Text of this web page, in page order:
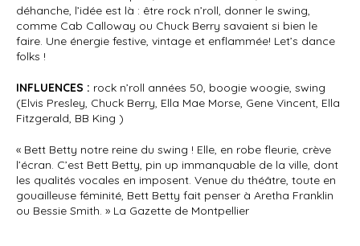
déhanche, l’idée est là : être rock n’roll, donner le swing,
comme Cab Calloway ou Chuck Berry savaient si bien le
faire. Une énergie festive, vintage et enflammée! Let’s dance
folks !
INFLUENCES : rock n’roll années 50, boogie woogie, swing
(Elvis Presley, Chuck Berry, Ella Mae Morse, Gene Vincent, Ella
Fitzgerald, BB King )
« Bett Betty notre reine du swing ! Elle, en robe fleurie, crève
l’écran. C’est Bett Betty, pin up immanquable de la ville, dont
les qualités vocales en imposent. Venue du théâtre, toute en
gouailleuse féminité, Bett Betty fait penser à Aretha Franklin
ou Bessie Smith. » La Gazette de Montpellier